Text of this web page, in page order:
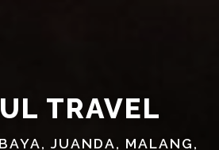
TRAVEL
JUANDA, MALANG,